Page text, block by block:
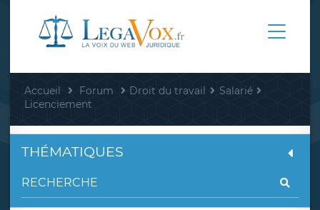
Accueil Forum Droit du travail
Salarié
Licenciement
THÉMATIQUES